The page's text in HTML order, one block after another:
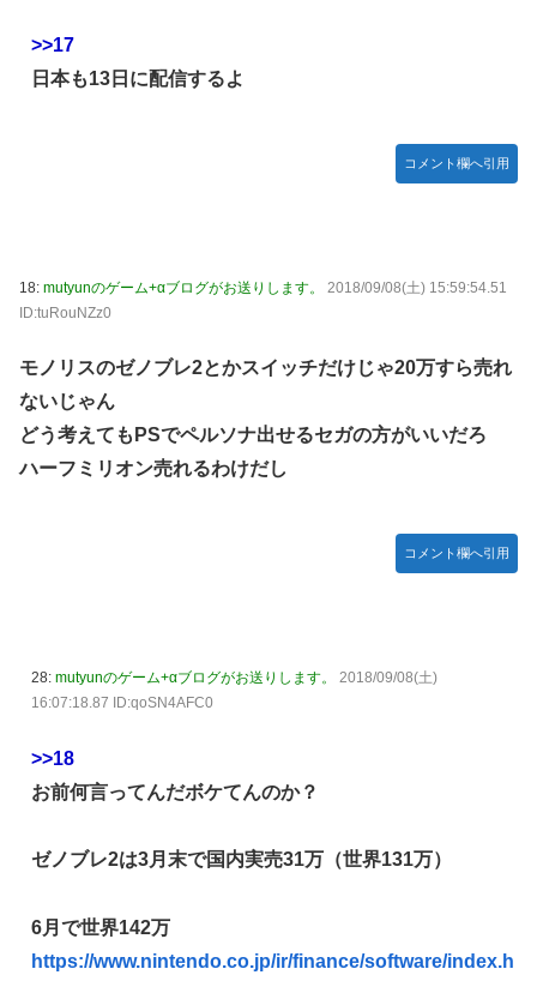
>>17
日本も13日に配信するよ
コメント欄へ引用
18: mutyunのゲーム+αブログがお送りします。
2018/09/08(土) 15:59:54.51
ID:tuRouNZz0
モノリスのゼノブレ2とかスイッチだけじゃ20万すら売れ
ないじゃん
どう考えてもPSでペルソナ出せるセガの方がいいだろ
ハーフミリオン売れるわけだし
コメント欄へ引用
28: mutyunのゲーム+αブログがお送りします。
2018/09/08(土)
16:07:18.87 ID:qoSN4AFC0
>>18
お前何言ってんだボケてんのか？
ゼノブレ2は3月末で国内実売31万（世界131万）
6月で世界142万
https://www.nintendo.co.jp/ir/finance/software/index.h